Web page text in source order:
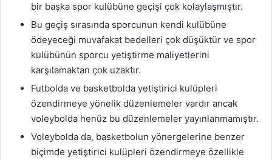
bir başka spor kulübüne geçişi çok kolaylaşmıştır.
Bu geçiş sırasında sporcunun kendi kulübüne
ödeyeceği muvafakat bedelleri çok düşüktür ve spor
kulübünün sporcu yetiştirme maliyetlerini
karşılamaktan çok uzaktır.
Futbolda ve basketbolda yetiştirici kulüpleri
özendirmeye yönelik düzenlemeler vardır ancak
voleybolda henüz bu düzenlemeler yayınlanmamıştır.
Voleybolda da, basketbolun yönergelerine benzer
biçimde yetiştirici kulüpleri özendirmeye özellikle